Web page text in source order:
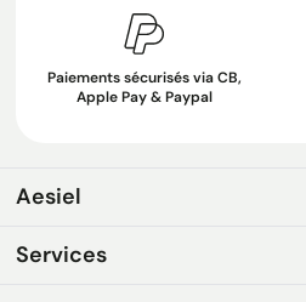
Paiements sécurisés via CB,
Apple Pay & Paypal
Aesiel
Services